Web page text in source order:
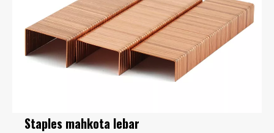
Staples mahkota lebar